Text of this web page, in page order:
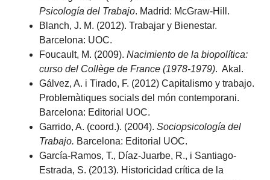
Psicología del Trabajo. Madrid: McGraw-Hill.
Blanch, J. M. (2012). Trabajar y Bienestar.
Barcelona: UOC.
Foucault, M. (2009).Nacimiento de la biopolítica:
curso del Collège de France (1978-1979). Akal.
Gálvez, A. i Tirado, F. (2012) Capitalismo y trabajo.
Problemàtiques socials del món contemporani.
Barcelona: Editorial UOC.
Garrido, A. (coord.). (2004).Sociopsicología del
Trabajo. Barcelona: Editorial UOC.
García-Ramos, T., Díaz-Juarbe, R., i Santiago-
Estrada, S. (2013). Historicidad crítica de la